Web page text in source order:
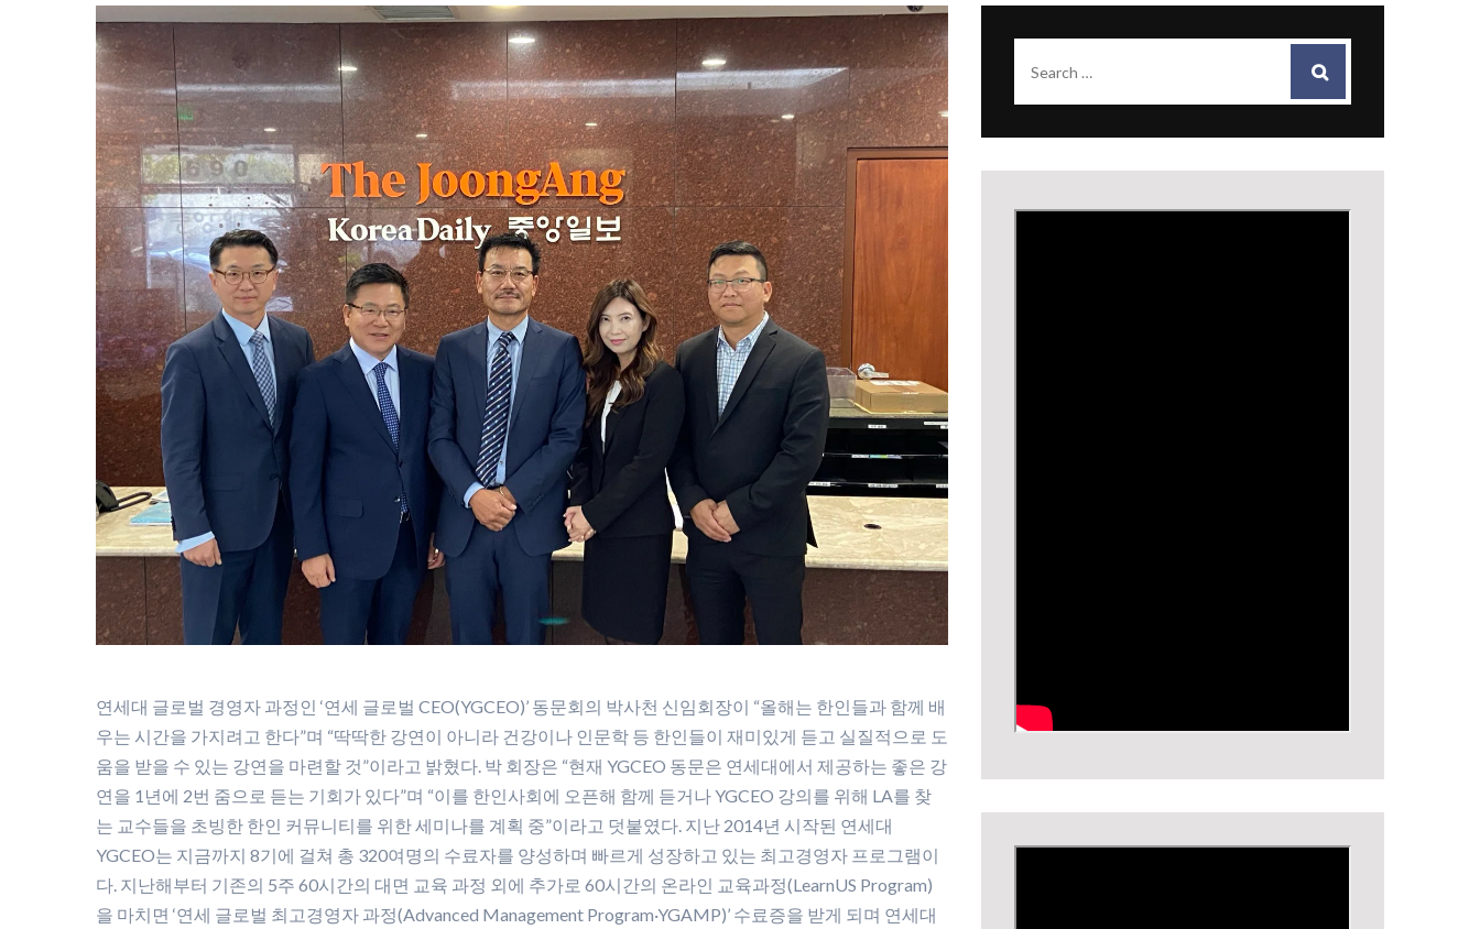
연세대 글로벌 경영자 과정인 ‘연세 글로벌 CEO(YGCEO)’ 동문회의 박사천 신임회장이 “올해는 한인들과 함께 배
우는 시간을 가지려고 한다”며 “딱딱한 강연이 아니라 건강이나 인문학 등 한인들이 재미있게 듣고 실질적으로 도
움을 받을 수 있는 강연을 마련할 것”이라고 밝혔다. 박 회장은 “현재 YGCEO 동문은 연세대에서 제공하는 좋은 강
연을 1년에 2번 줌으로 듣는 기회가 있다”며 “이를 한인사회에 오픈해 함께 듣거나 YGCEO 강의를 위해 LA를 찾
는 교수들을 초빙한 한인 커뮤니티를 위한 세미나를 계획 중”이라고 덧붙였다. 지난 2014년 시작된 연세대
YGCEO는 지금까지 8기에 걸쳐 총 320여명의 수료자를 양성하며 빠르게 성장하고 있는 최고경영자 프로그램이
다. 지난해부터 기존의 5주 60시간의 대면 교육 과정 외에 추가로 60시간의 온라인 교육과정(LearnUS Program)
을 마치면 ‘연세 글로벌 최고경영자 과정(Advanced Management Program·YGAMP)’ 수료증을 받게 되며 연세대